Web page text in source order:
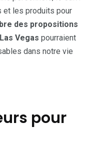
et les produits pour
des propositions
Vegas pourraient
dans notre vie
pour